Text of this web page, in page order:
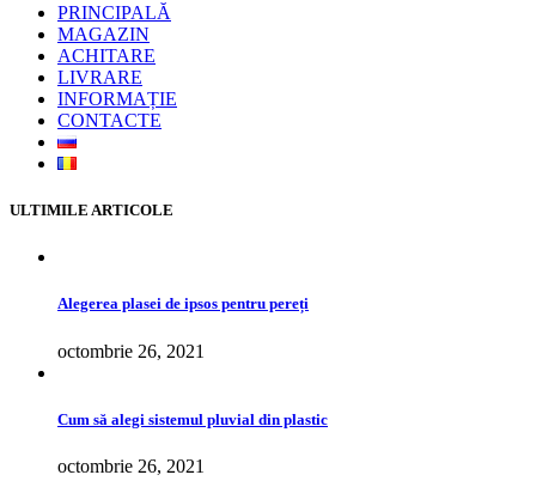
PRINCIPALĂ
MAGAZIN
ACHITARE
LIVRARE
INFORMAȚIE
CONTACTE
ULTIMILE ARTICOLE
Alegerea plasei de ipsos pentru pereți
octombrie 26, 2021
Cum să alegi sistemul pluvial din plastic
octombrie 26, 2021